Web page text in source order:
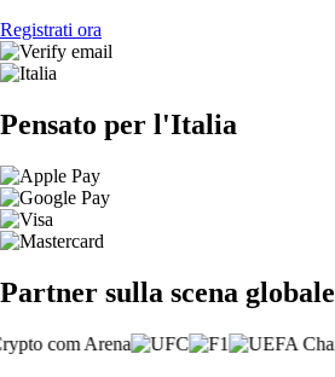
Registrati ora
Pensato per l'Italia
Partner sulla scena globale